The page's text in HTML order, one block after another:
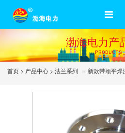
渤海电力产
PRODUCTS
首页 > 产品中心 > 法兰系列 » 新款带颈平焊